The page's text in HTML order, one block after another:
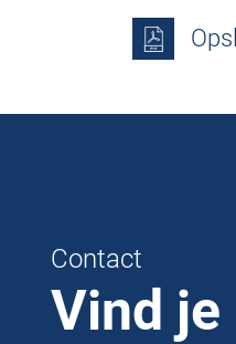
Contact
Vind